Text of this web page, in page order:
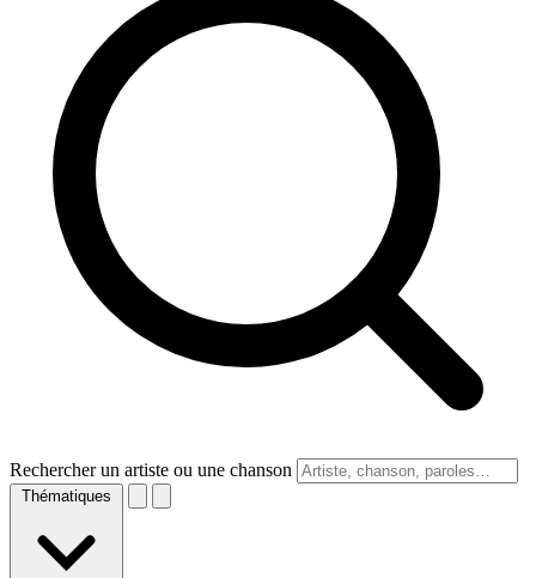
Rechercher un artiste ou une chanson
Thématiques